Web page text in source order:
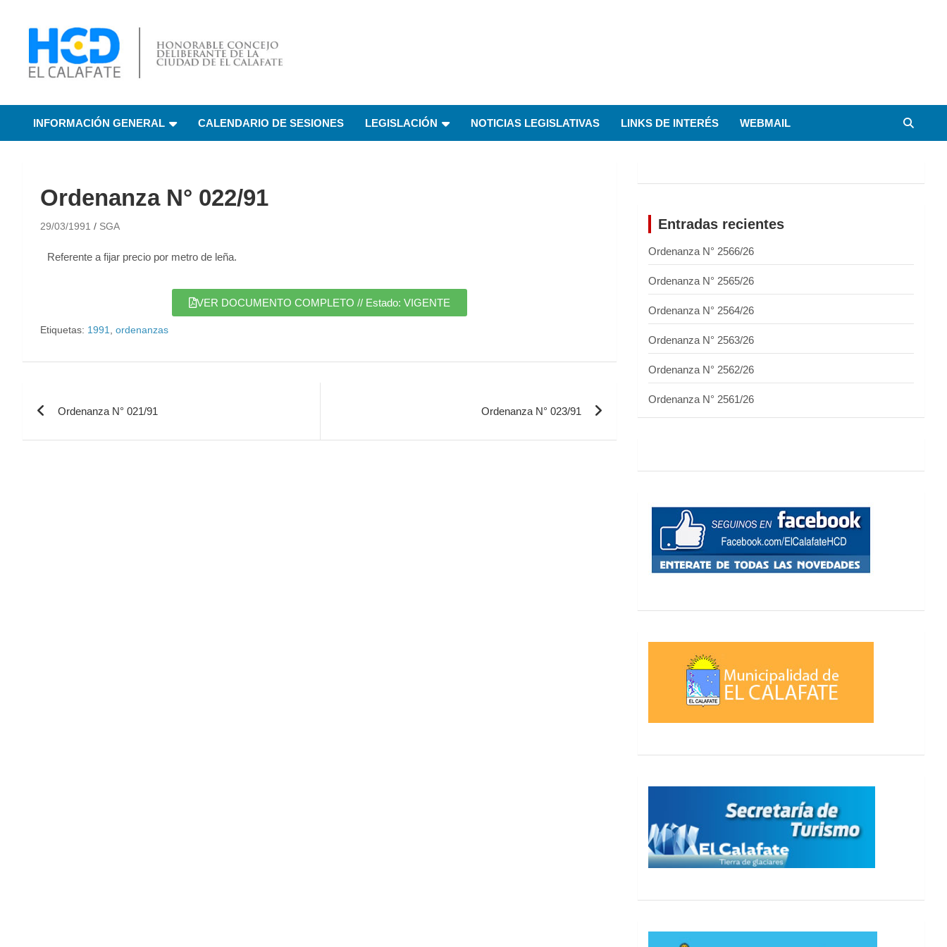
Honorable Concejo
Deliberante de El
INFORMACIÓN GENERAL CALENDARIO DE SESIONES LEGISLACIÓN NOTICIAS LEGISLATIVAS LINKS DE INTERÉS WEBMAIL
Ordenanza N° 022/91
29/03/1991 SGA
Referente a fijar precio por metro de leña.
VER DOCUMENTO COMPLETO // Estado: VIGENTE
Etiquetas: 1991, ordenanzas
Ordenanza N° 021/91 Ordenanza N° 023/91
Entradas recientes
Ordenanza N° 2566/26
Ordenanza N° 2565/26
Ordenanza N° 2564/26
Ordenanza N° 2563/26
Ordenanza N° 2562/26
Ordenanza N° 2561/26